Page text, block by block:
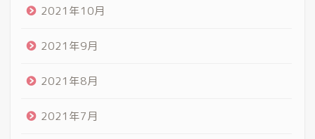
2021年10月
2021年9月
2021年8月
2021年7月